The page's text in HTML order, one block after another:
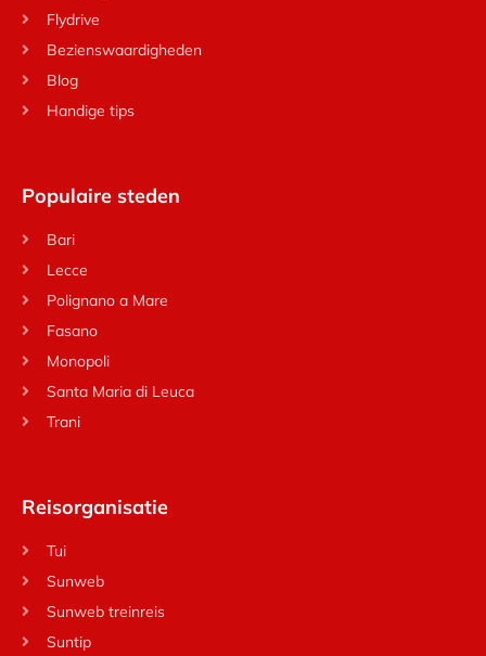
Flydrive
Bezienswaardigheden
Blog
Handige tips
Populaire steden
Bari
Lecce
Polignano a Mare
Fasano
Monopoli
Santa Maria di Leuca
Trani
Reisorganisatie
Tui
Sunweb
Sunweb treinreis
Suntip